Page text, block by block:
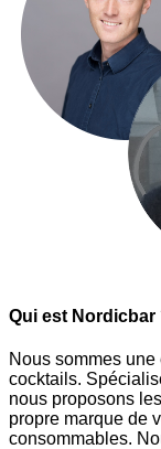
Qui est Nordicbar
Nous sommes
cocktails.
nous proposons
propre marque de
consommables.